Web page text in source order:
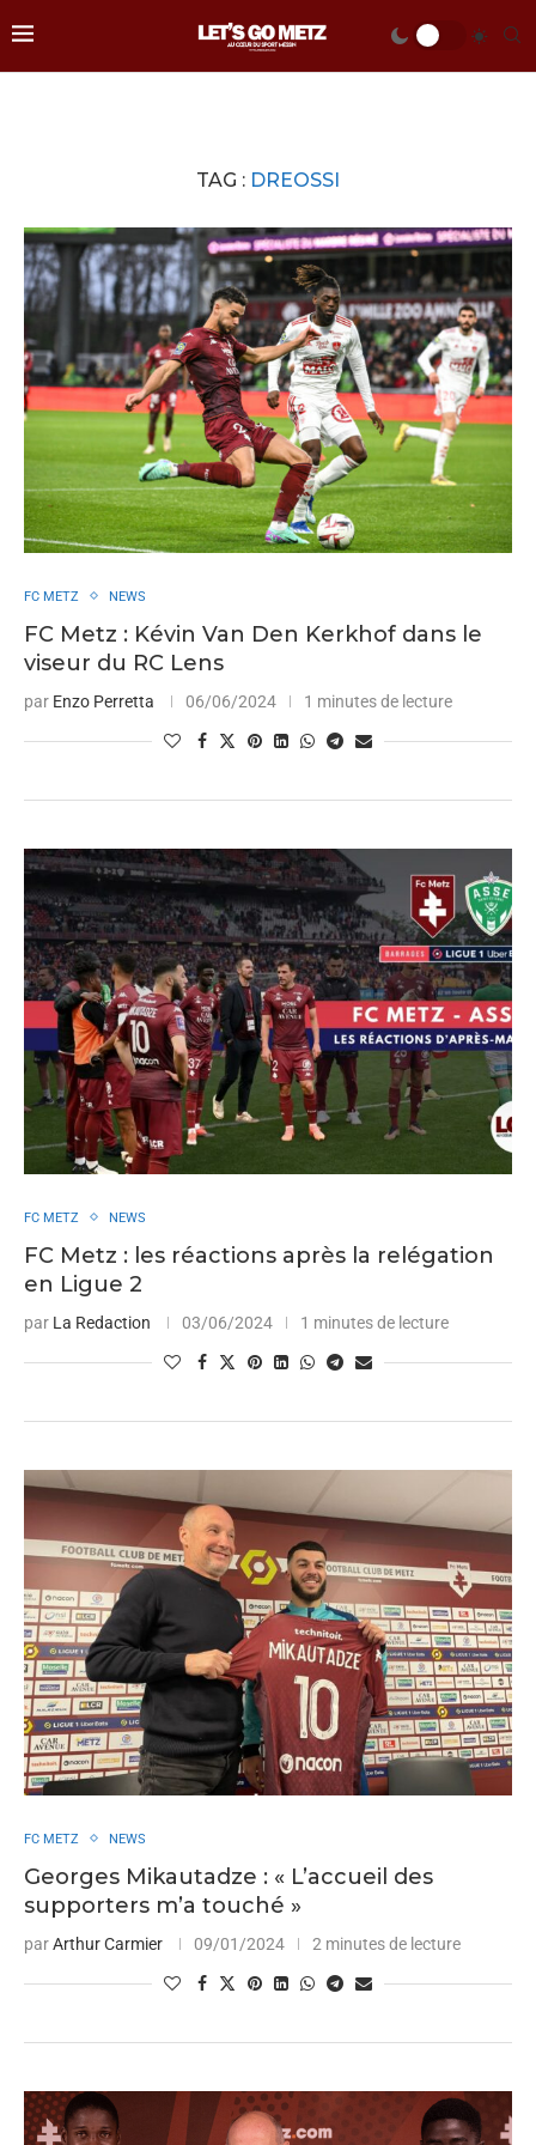
TAG : DREOSSI
FC METZ NEWS
FC Metz : Kévin Van Den Kerkhof dans le
viseur du RC Lens
par Enzo Perretta 06/06/2024 1 minutes de lecture
FC METZ NEWS
FC Metz : les réactions après la relégation
en Ligue 2
par La Redaction 03/06/2024 1 minutes de lecture
FC METZ NEWS
Georges Mikautadze : « L’accueil des
supporters m’a touché »
parArthur Carmier 09/01/2024 2 minutes de lecture